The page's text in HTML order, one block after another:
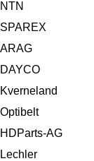
NTN
SPAREX
ARAG
DAYCO
Kverneland
Optibelt
HDParts-AG
Lechler